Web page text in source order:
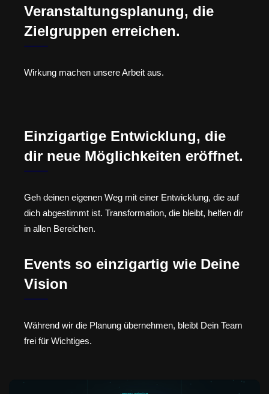
Veranstaltungsplanung, die
Zielgruppen erreichen.
Wirkung machen unsere Arbeit aus.
Einzigartige Entwicklung, die
dir neue Möglichkeiten eröffnet.
Geh deinen eigenen Weg mit einer Entwicklung, die auf
dich abgestimmt ist. Transformation, die bleibt, helfen dir
in allen Bereichen.
Events so einzigartig wie Deine
Vision
Während wir die Planung übernehmen, bleibt Dein Team
frei für Wichtiges.